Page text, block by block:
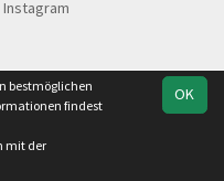
Instagram
OK
bestmöglichen
findest
mit der